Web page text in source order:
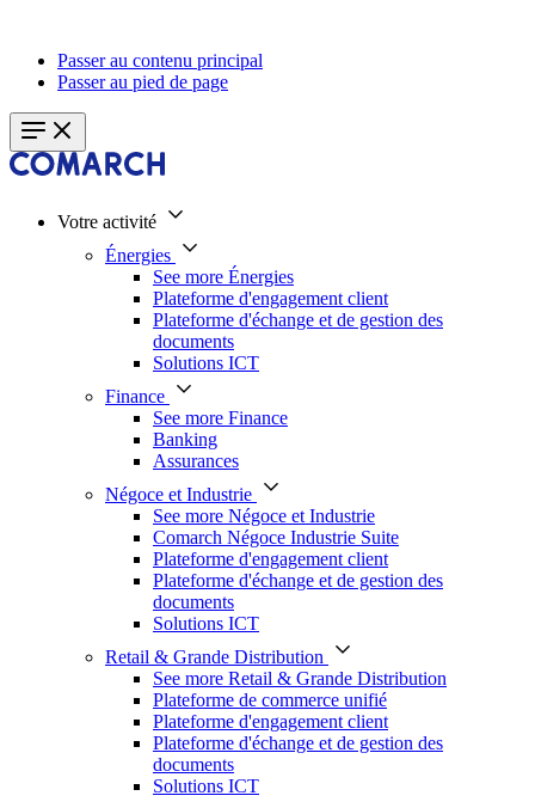
Passer au contenu principal
Passer au pied de page
Votre activité
Énergies
See more Énergies
Plateforme d'engagement client
Plateforme d'échange et de gestion des
documents
Solutions ICT
Finance
See more Finance
Banking
Assurances
Négoce et Industrie
See more Négoce et Industrie
Comarch Négoce Industrie Suite
Plateforme d'engagement client
Plateforme d'échange et de gestion des
documents
Solutions ICT
Retail & Grande Distribution
See more Retail & Grande Distribution
Plateforme de commerce unifié
Plateforme d'engagement client
Plateforme d'échange et de gestion des
documents
Solutions ICT